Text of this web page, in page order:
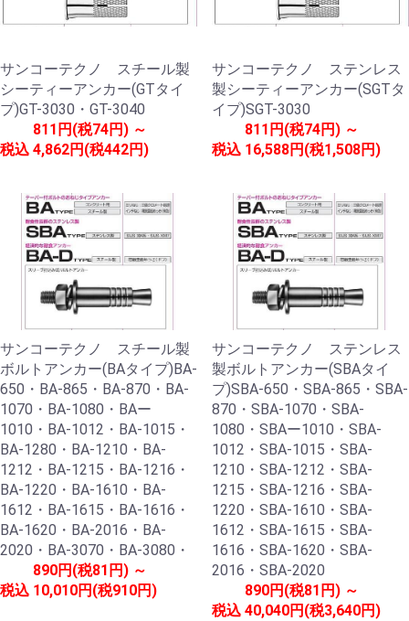
サンコーテクノ スチール製
シーティーアンカー(GTタイ
プ)GT-3030・GT-3040
税込
811円(税74円) ～
4,862円(税442円)
サンコーテクノ ステンレス
製シーティーアンカー(SGTタ
イプ)SGT-3030
税込
811円(税74円) ～
16,588円(税1,508円)
サンコーテクノ スチール製
ボルトアンカー(BAタイプ)BA-
650・BA-865・BA-870・BA-
1070・BA-1080・BAー
1010・BA-1012・BA-1015・
BA-1280・BA-1210・BA-
1212・BA-1215・BA-1216・
BA-1220・BA-1610・BA-
1612・BA-1615・BA-1616・
BA-1620・BA-2016・BA-
2020・BA-3070・BA-3080・
税込
890円(税81円) ～
10,010円(税910円)
サンコーテクノ ステンレス
製ボルトアンカー(SBAタイ
プ)SBA-650・SBA-865・SBA-
870・SBA-1070・SBA-
1080・SBAー1010・SBA-
1012・SBA-1015・SBA-
1210・SBA-1212・SBA-
1215・SBA-1216・SBA-
1220・SBA-1610・SBA-
1612・SBA-1615・SBA-
1616・SBA-1620・SBA-
2016・SBA-2020
税込
890円(税81円) ～
40,040円(税3,640円)